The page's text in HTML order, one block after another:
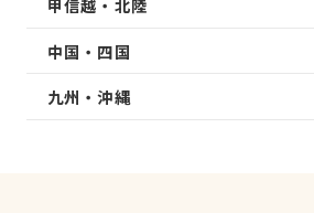
甲信越・北陸
中国・四国
九州・沖縄